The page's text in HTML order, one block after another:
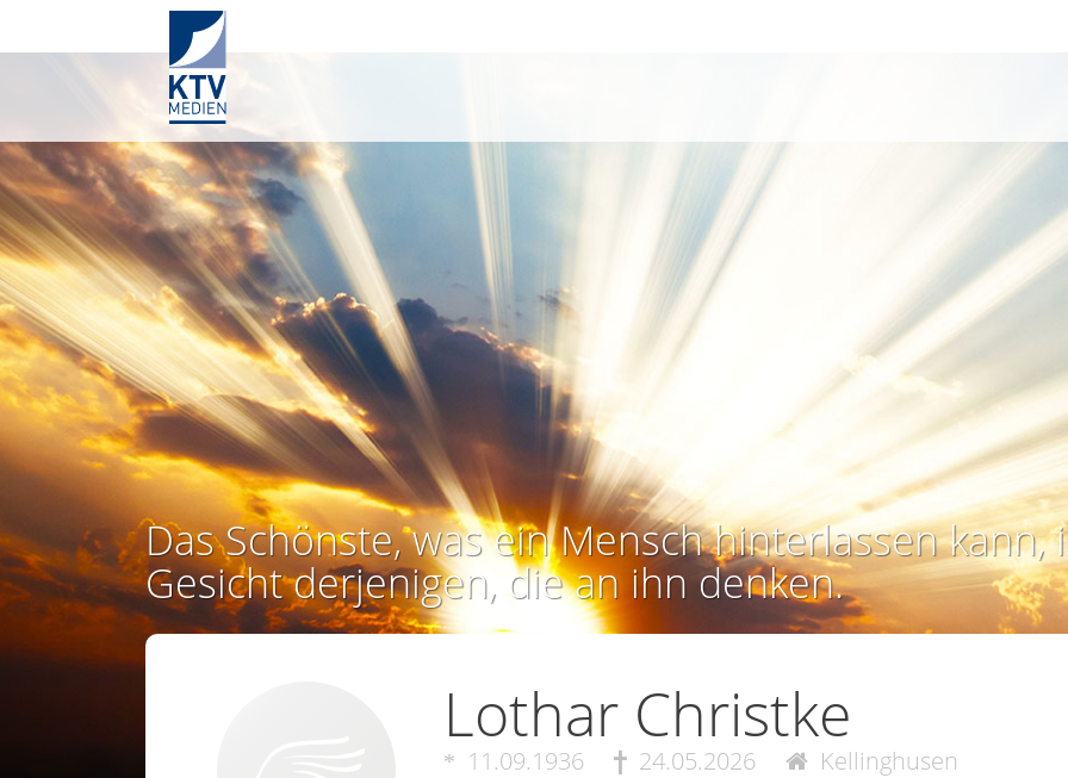
Das Schönste, was ein Mensch hinterlassen kann,
Gesicht derjenigen, die an ihn denken.
Lothar Christke
11.09.1936 24.05.2026 Kellinghusen